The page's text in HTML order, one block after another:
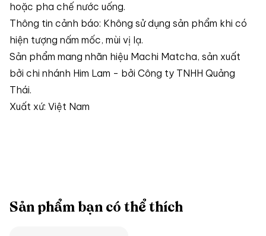
hoặc pha chế nước uống.
Thông tin cảnh báo: Không sử dụng sản phẩm khi có
hiện tượng nấm mốc, mùi vị lạ.
Sản phẩm mang nhãn hiệu Machi Matcha, sản xuất
bởi chi nhánh Him Lam - bởi Công ty TNHH Quảng
Thái.
Xuất xứ: Việt Nam
Sản phẩm bạn có thể thích